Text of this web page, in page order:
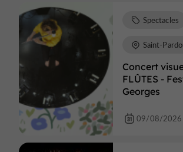
Concert
FLÛTES -
Georges
Spectacles
Saint-
09/08/2026